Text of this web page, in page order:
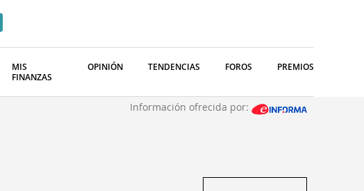
MIS
FINANZAS
OPINIÓN TENDENCIAS FOROS PREMIOS
Información ofrecida por: